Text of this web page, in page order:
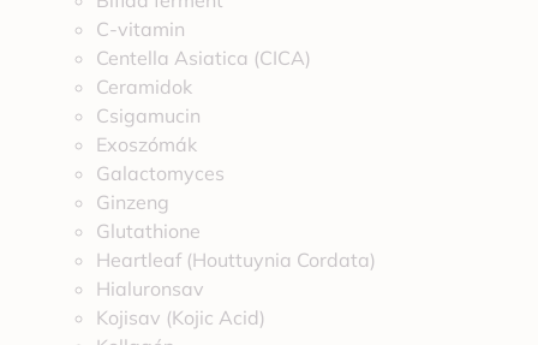
C-vitamin
Centella Asiatica (CICA)
Ceramidok
Csigamucin
Exoszómák
Galactomyces
Ginzeng
Glutathione
Heartleaf (Houttuynia Cordata)
Hialuronsav
Kojisav (Kojic Acid)